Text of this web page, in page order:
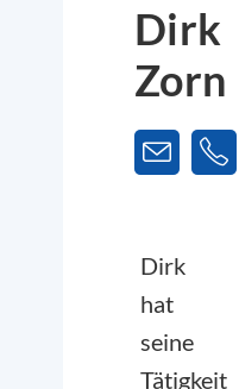
Dirk
Zorn
Dirk
hat
seine
Tätigkeit